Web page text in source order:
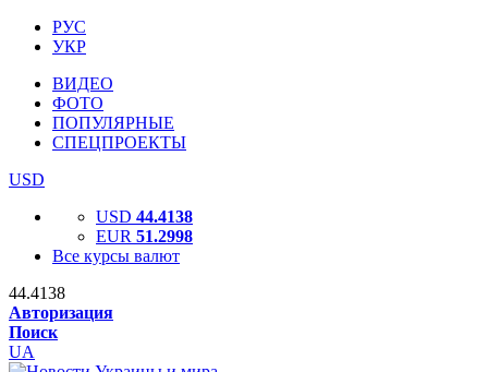
РУС
УКР
ВИДЕО
ФОТО
ПОПУЛЯРНЫЕ
СПЕЦПРОЕКТЫ
USD
USD 44.4138
EUR 51.2998
Все курсы валют
44.4138
Авторизация
Поиск
UA